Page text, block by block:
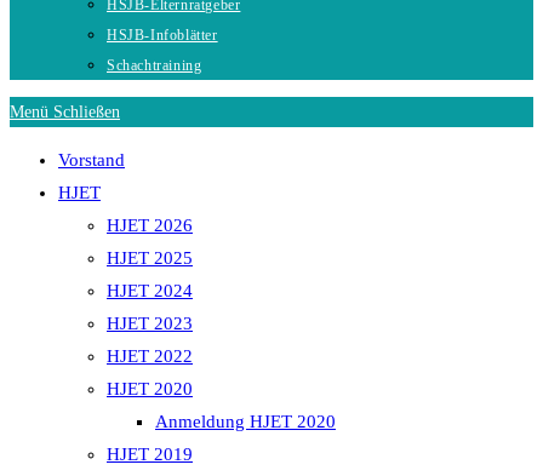
HSJB-Elternratgeber
HSJB-Infoblätter
Schachtraining
Menü Schließen
Vorstand
HJET
HJET 2026
HJET 2025
HJET 2024
HJET 2023
HJET 2022
HJET 2020
Anmeldung HJET 2020
HJET 2019